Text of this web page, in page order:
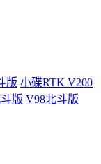
版 小碟RTK V200
版 V98北斗版